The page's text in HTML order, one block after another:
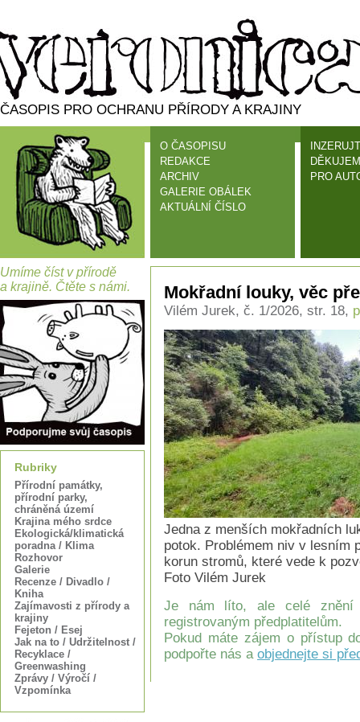
ČASOPIS PRO OCHRANU PŘÍRODY A KRAJINY
O ČASOPISU
REDAKCE
ARCHIV
GALERIE OBÁLEK
AKTUÁLNÍ ČÍSLO
PRO
Umíme číst v přírodě
a krajině. Čtěte s námi.
Rubriky
Přírodní památky,
přírodní parky,
chráněná území
Krajina mého srdce
Ekologická/klimatická
poradna / Klima
Rozhovor
Galerie
Recenze / Divadlo /
Kniha
Zajímavosti z přírody a
krajiny
Fejeton / Esej
Jak na to / Udržitelnost /
Recyklace /
Greenwashing
Zprávy / Výročí /
Vzpomínka
Mokřadní louky, věc
Vilém Jurek, č. 1/2026, str. 18,
Jedna z menších mokřadních
potok. Problémem niv v lesním
korun stromů, které vede k
Foto Vilém Jurek
Je nám líto, ale celé znění
registrovaným předplatitelům.
Pokud máte zájem o přístup
podpořte nás a objednejte si